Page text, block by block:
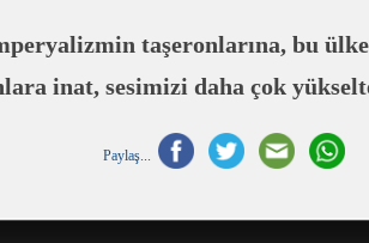
taşeronlarına, bu
inat, sesimizi daha çok
Paylaş...